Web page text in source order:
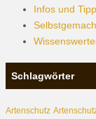
Infos und
Schlagwörter
Artenschutz